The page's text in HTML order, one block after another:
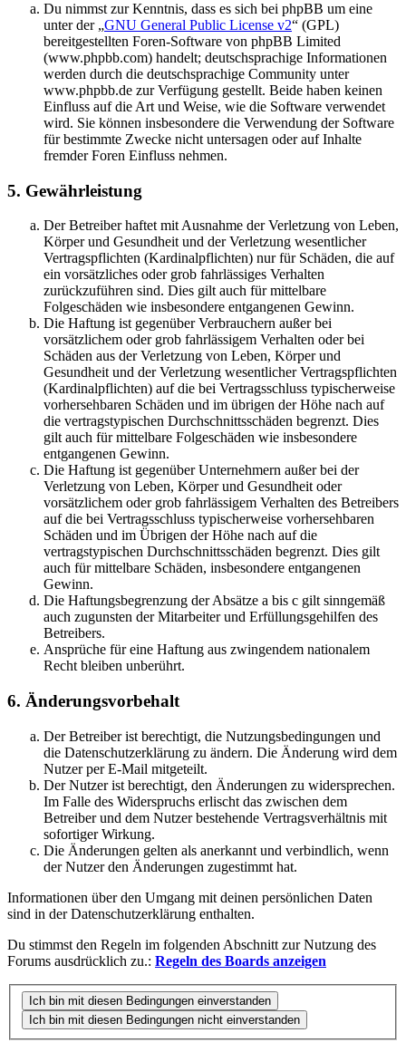
Du nimmst zur Kenntnis, dass es sich bei phpBB um eine
unter der „GNU General Public License v2“ (GPL)
bereitgestellten Foren-Software von phpBB Limited
(www.phpbb.com) handelt; deutschsprachige Informationen
werden durch die deutschsprachige Community unter
www.phpbb.de zur Verfügung gestellt. Beide haben keinen
Einfluss auf die Art und Weise, wie die Software verwendet
wird. Sie können insbesondere die Verwendung der Software
für bestimmte Zwecke nicht untersagen oder auf Inhalte
fremder Foren Einfluss nehmen.
5. Gewährleistung
Der Betreiber haftet mit Ausnahme der Verletzung von Leben,
Körper und Gesundheit und der Verletzung wesentlicher
Vertragspflichten (Kardinalpflichten) nur für Schäden, die auf
ein vorsätzliches oder grob fahrlässiges Verhalten
zurückzuführen sind. Dies gilt auch für mittelbare
Folgeschäden wie insbesondere entgangenen Gewinn.
Die Haftung ist gegenüber Verbrauchern außer bei
vorsätzlichem oder grob fahrlässigem Verhalten oder bei
Schäden aus der Verletzung von Leben, Körper und
Gesundheit und der Verletzung wesentlicher Vertragspflichten
(Kardinalpflichten) auf die bei Vertragsschluss typischerweise
vorhersehbaren Schäden und im übrigen der Höhe nach auf
die vertragstypischen Durchschnittsschäden begrenzt. Dies
gilt auch für mittelbare Folgeschäden wie insbesondere
entgangenen Gewinn.
Die Haftung ist gegenüber Unternehmern außer bei der
Verletzung von Leben, Körper und Gesundheit oder
vorsätzlichem oder grob fahrlässigem Verhalten des Betreibers
auf die bei Vertragsschluss typischerweise vorhersehbaren
Schäden und im Übrigen der Höhe nach auf die
vertragstypischen Durchschnittsschäden begrenzt. Dies gilt
auch für mittelbare Schäden, insbesondere entgangenen
Gewinn.
Die Haftungsbegrenzung der Absätze a bis c gilt sinngemäß
auch zugunsten der Mitarbeiter und Erfüllungsgehilfen des
Betreibers.
Ansprüche für eine Haftung aus zwingendem nationalem
Recht bleiben unberührt.
6. Änderungsvorbehalt
Der Betreiber ist berechtigt, die Nutzungsbedingungen und
die Datenschutzerklärung zu ändern. Die Änderung wird dem
Nutzer per E-Mail mitgeteilt.
Der Nutzer ist berechtigt, den Änderungen zu widersprechen.
Im Falle des Widerspruchs erlischt das zwischen dem
Betreiber und dem Nutzer bestehende Vertragsverhältnis mit
sofortiger Wirkung.
Die Änderungen gelten als anerkannt und verbindlich, wenn
der Nutzer den Änderungen zugestimmt hat.
Informationen über den Umgang mit deinen persönlichen Daten
sind in der Datenschutzerklärung enthalten.
Du stimmst den Regeln im folgenden Abschnitt zur Nutzung des
Forums ausdrücklich zu.: Regeln des Boards anzeigen